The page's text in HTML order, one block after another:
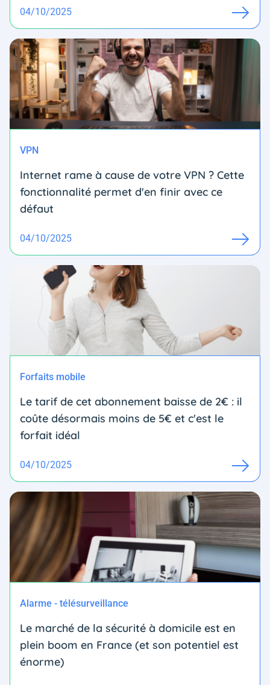
04/10/2025
VPN
Internet rame à cause de votre VPN ? Cette
fonctionnalité permet d'en finir avec ce
défaut
04/10/2025
Forfaits mobile
Le tarif de cet abonnement baisse de 2€ : il
coûte désormais moins de 5€ et c'est le
forfait idéal
04/10/2025
Alarme - télésurveillance
Le marché de la sécurité à domicile est en
plein boom en France (et son potentiel est
énorme)